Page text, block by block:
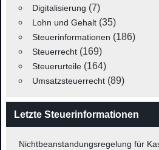
Digitalisierung (7)
Lohn und Gehalt(35)
Steuerinformationen (186)
Steuerrecht(169)
Steuerurteile(164)
Umsatzsteuerrecht(89)
Letzte Steuerinformationen
Nichtbeanstandungsregelung für